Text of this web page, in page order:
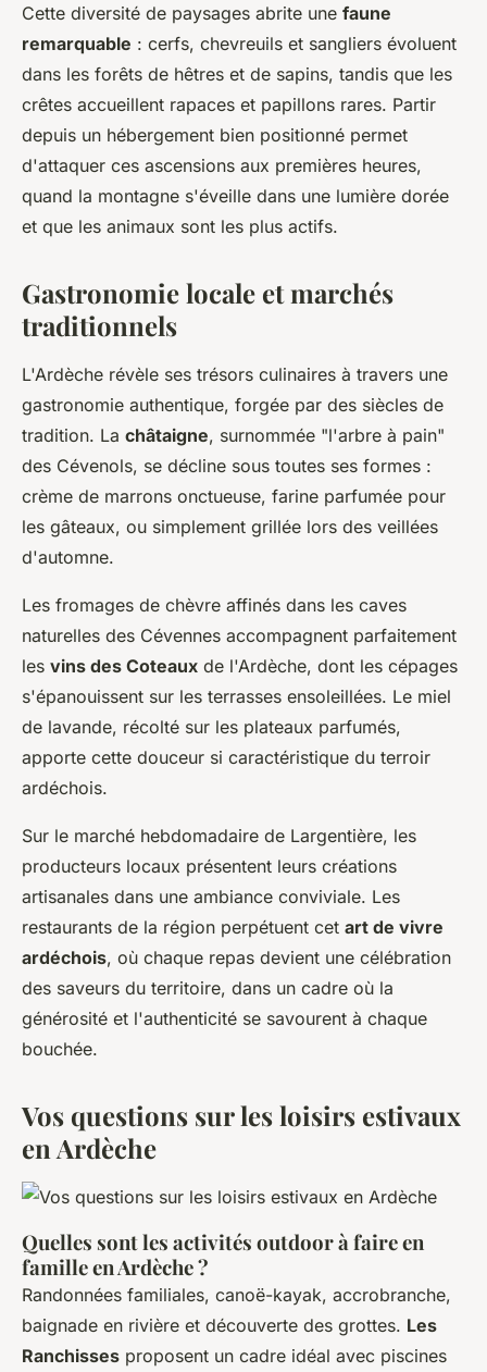
Cette diversité de paysages abrite une faune
remarquable : cerfs, chevreuils et sangliers évoluent
dans les forêts de hêtres et de sapins, tandis que les
crêtes accueillent rapaces et papillons rares. Partir
depuis un hébergement bien positionné permet
d'attaquer ces ascensions aux premières heures,
quand la montagne s'éveille dans une lumière dorée
et que les animaux sont les plus actifs.
Gastronomie locale et marchés
traditionnels
L'Ardèche révèle ses trésors culinaires à travers une
gastronomie authentique, forgée par des siècles de
tradition. La châtaigne, surnommée "l'arbre à pain"
des Cévenols, se décline sous toutes ses formes :
crème de marrons onctueuse, farine parfumée pour
les gâteaux, ou simplement grillée lors des veillées
d'automne.
Les fromages de chèvre affinés dans les caves
naturelles des Cévennes accompagnent parfaitement
les vins des Coteaux de l'Ardèche, dont les cépages
s'épanouissent sur les terrasses ensoleillées. Le miel
de lavande, récolté sur les plateaux parfumés,
apporte cette douceur si caractéristique du terroir
ardéchois.
Sur le marché hebdomadaire de Largentière, les
producteurs locaux présentent leurs créations
artisanales dans une ambiance conviviale. Les
restaurants de la région perpétuent cet art de vivre
ardéchois, où chaque repas devient une célébration
des saveurs du territoire, dans un cadre où la
générosité et l'authenticité se savourent à chaque
bouchée.
Vos questions sur les loisirs estivaux
en Ardèche
Quelles sont les activités outdoor à faire en
famille en Ardèche ?
Randonnées familiales, canoë-kayak, accrobranche,
baignade en rivière et découverte des grottes. Les
Ranchisses proposent un cadre idéal avec piscines